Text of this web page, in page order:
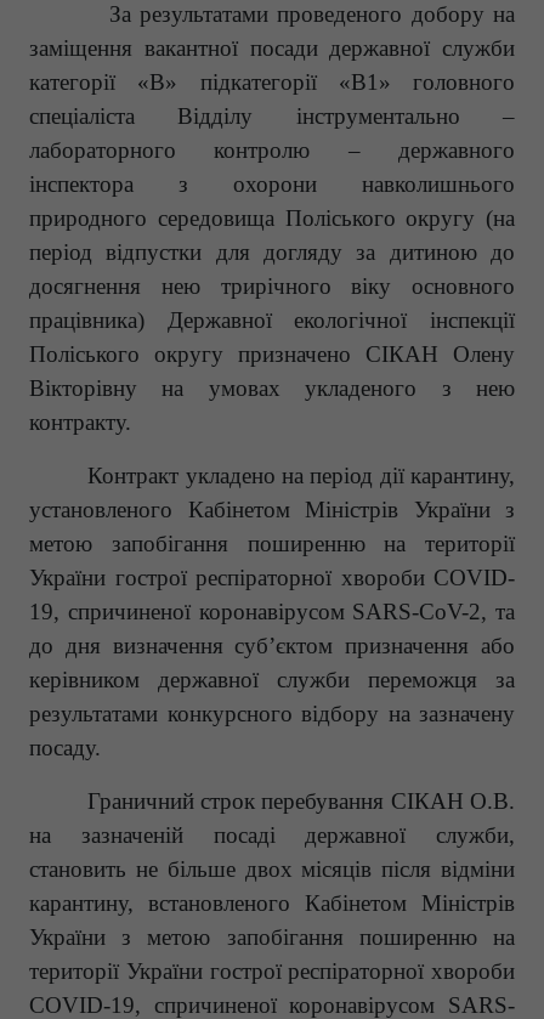
За результатами проведеного добору на
заміщення вакантної посади державної служби
категорії «В» підкатегорії «В1» головного
спеціаліста Відділу інструментально –
лабораторного контролю – державного
інспектора з охорони навколишнього
природного середовища Поліського округу (на
період відпустки для догляду за дитиною до
досягнення нею трирічного віку основного
працівника) Державної екологічної інспекції
Поліського округу призначено СІКАН Олену
Вікторівну на умовах укладеного з нею
контракту.
Контракт укладено на період дії карантину,
установленого Кабінетом Міністрів України з
метою запобігання поширенню на території
України гострої респіраторної хвороби COVID-
19, спричиненої коронавірусом SARS-CoV-2, та
до дня визначення суб’єктом призначення або
керівником державної служби переможця за
результатами конкурсного відбору на зазначену
посаду.
Граничний строк перебування СІКАН О.В.
на зазначеній посаді державної служби,
становить не більше двох місяців після відміни
карантину, встановленого Кабінетом Міністрів
України з метою запобігання поширенню на
території України гострої респіраторної хвороби
COVID-19, спричиненої коронавірусом SARS-